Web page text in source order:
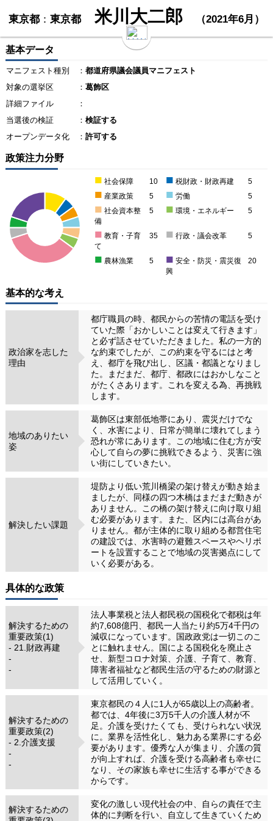
東京都： 東京都 米川大二郎 （2021年6月）
基本データ
マニフェスト種別 ： 都道府県議会議員マニフェスト
対象の選挙区
： 葛飾区
詳細ファイル
：
当選後の検証
： 検証する
オープンデータ化
： 許可する
政策注力分野
■ 社会保障 10 ■ 税財政・財政再建 5
■ 産業政策 5 ■ 労働 5
■ 社会資本整
備
5 ■ 環境・エネルギー 5
■ 教育・子育
て
35 ■ 行政・議会改革 5
■ 農林漁業 5 ■ 安全・防災・震災復
興
20
基本的な考え
政治家を志した
理由
都庁職員の時、都民からの苦情の電話を受け
ていた際「おかしいことは変えて行きます」
と必ず話させていただきました。私の一方的
な約束でしたが、この約束を守るにはと考
え、都庁を飛び出し、区議・都議となりまし
た。まだまだ、都庁、都政にはおかしなこと
がたくさあります。これを変える為、再挑戦
します。
地域のありたい
姿
葛飾区は東部低地帯にあり、震災だけでな
く、水害により、日常が簡単に壊れてしまう
恐れが常にあります。この地域に住む方が安
心して自らの夢に挑戦できるよう、災害に強
い街にしていきたい。
解決したい課題
堤防より低い荒川橋梁の架け替えが動き始ま
ましたが、同様の四つ木橋はまだまだ動きが
ありません。この橋の架け替えに向け取り組
む必要があります。また、区内には高台があ
りません。都が主体的に取り組める都営住宅
の建設では、水害時の避難スペースやヘリポ
ートを設置することで地域の災害拠点にして
いく必要がある。
具体的な政策
解決するための
重要政策(1)
- 21.財政再建
-
-
法人事業税と法人都民税の国税化で都税は年
約7,608億円、都民一人当たり約5万4千円の
減収になっています。国政政党は一切このこ
とに触れません。国による国税化を廃止さ
せ、新型コロナ対策、介護、子育て、教育、
障害者福祉など都民生活の守るための財源と
して活用していく。
解決するための
重要政策(2)
- 2.介護支援
-
-
東京都民の４人に1人が65歳以上の高齢者。
都では、4年後に3万5千人の介護人材が不
足。介護を受けたくても、受けられない状況
に。業界を活性化し、魅力ある業界にする必
要があります。優秀な人が集まり、介護の質
が向上すれば、介護を受ける高齢者も幸せに
なり、その家族も幸せに生活する事ができる
からです。
解決するための
変化の激しい現代社会の中、自らの責任で主
体的に判断を行い、自立して生きていくため